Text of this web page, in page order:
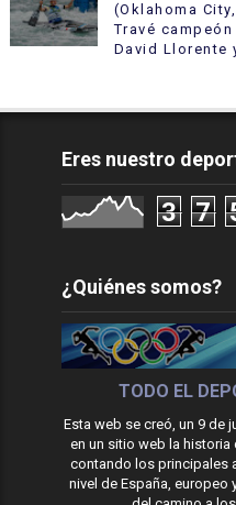
(Oklahoma
Travé
David Llorente
Eres nuestro
3 7
¿Quiénes somos?
TODO EL
Esta web se creó, un 9 de
en un sitio web la
contando los principales
nivel de España, europeo